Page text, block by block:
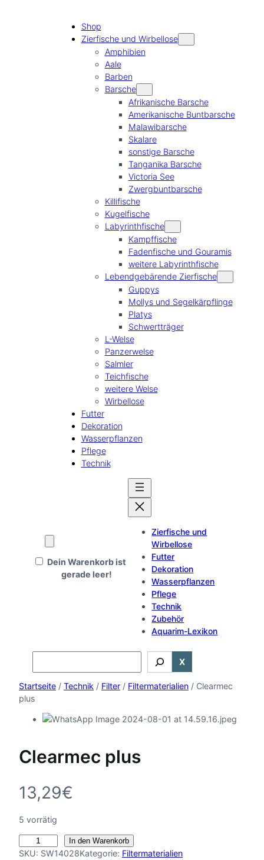
Shop
Zierfische und Wirbellose
Amphibien
Aale
Barben
Barsche
Afrikanische Barsche
Amerikanische Buntbarsche
Malawibarsche
Skalare
sonstige Barsche
Tanganika Barsche
Victoria See
Zwergbuntbarsche
Killifische
Kugelfische
Labyrinthfische
Kampffische
Fadenfische und Gouramis
weitere Labyrinthfische
Lebendgebärende Zierfische
Guppys
Mollys und Segelkärpflinge
Platys
Schwertträger
L-Welse
Panzerwelse
Salmler
Teichfische
weitere Welse
Wirbellose
Futter
Dekoration
Wasserpflanzen
Pflege
Technik
Dein Warenkorb ist
gerade leer!
Zierfische und
Wirbellose
Futter
Dekoration
Wasserpflanzen
Pflege
Technik
Zubehör
Aquarim-Lexikon
X
Startseite / Technik / Filter / Filtermaterialien / Clearmec
plus
Clearmec plus
13,29€
5 vorrätig
l
In den Warenkorb
SKU: SW14028Kategorie: Filtermaterialien